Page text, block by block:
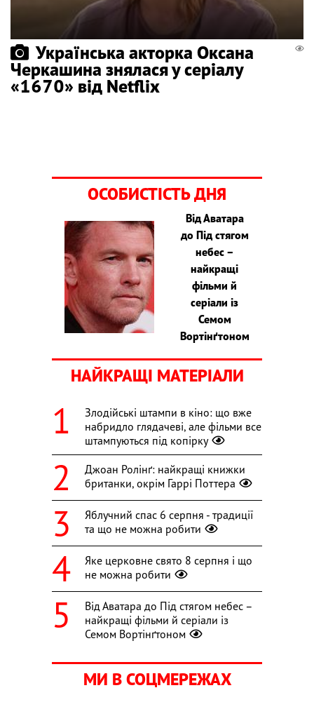
Українська акторка Оксана
Черкашина знялася у серіалу
«1670» від Netflix
ОСОБИСТІСТЬ ДНЯ
Від Аватара
до Під стягом
небес –
найкращі
фільми й
серіали із
Семом
Вортінґтоном
НАЙКРАЩІ МАТЕРІАЛИ
Злодійські штампи в кіно: що вже
набридло глядачеві, але фільми все
штампуються під копірку
Джоан Ролінґ: найкращі книжки
британки, окрім Гаррі Поттера
Яблучний спас 6 серпня - традиції
та що не можна робити
Яке церковне свято 8 серпня і що
не можна робити
Від Аватара до Під стягом небес –
найкращі фільми й серіали із
Семом Вортінґтоном
МИ В СОЦМЕРЕЖАХ